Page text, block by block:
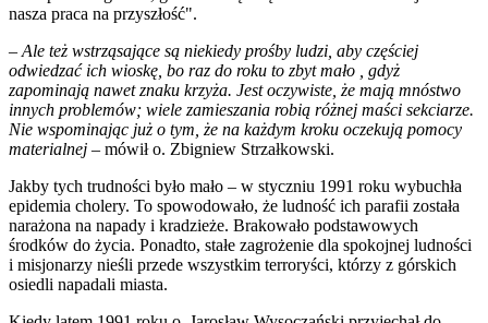
nasza praca na przyszłość".
– Ale też wstrząsające są niekiedy prośby ludzi, aby częściej
odwiedzać ich wioskę, bo raz do roku to zbyt mało , gdyż
zapominają nawet znaku krzyża. Jest oczywiste, że mają mnóstwo
innych problemów; wiele zamieszania robią różnej maści sekciarze.
Nie wspominając już o tym, że na każdym kroku oczekują pomocy
materialnej – mówił o. Zbigniew Strzałkowski.
Jakby tych trudności było mało – w styczniu 1991 roku wybuchła
epidemia cholery. To spowodowało, że ludność ich parafii została
narażona na napady i kradzieże. Brakowało podstawowych
środków do życia. Ponadto, stałe zagrożenie dla spokojnej ludności
i misjonarzy nieśli przede wszystkim terroryści, którzy z górskich
osiedli napadali miasta.